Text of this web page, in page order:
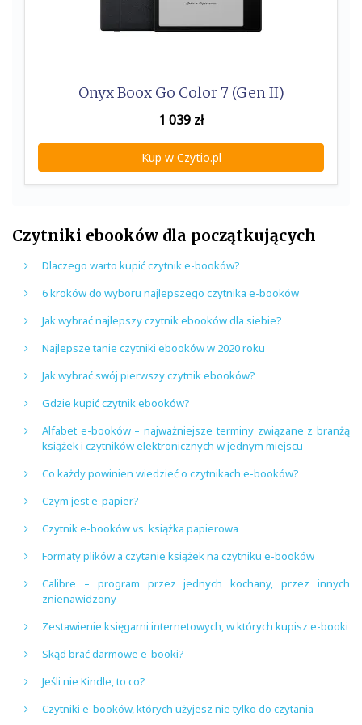
Onyx Boox Go Color 7 (Gen II)
1 039 zł
Kup w Czytio.pl
Czytniki ebooków dla początkujących
Dlaczego warto kupić czytnik e-booków?
6 kroków do wyboru najlepszego czytnika e-booków
Jak wybrać najlepszy czytnik ebooków dla siebie?
Najlepsze tanie czytniki ebooków w 2020 roku
Jak wybrać swój pierwszy czytnik ebooków?
Gdzie kupić czytnik ebooków?
Alfabet e-booków – najważniejsze terminy związane z branżą
książek i czytników elektronicznych w jednym miejscu
Co każdy powinien wiedzieć o czytnikach e-booków?
Czym jest e-papier?
Czytnik e-booków vs. książka papierowa
Formaty plików a czytanie książek na czytniku e-booków
Calibre – program przez jednych kochany, przez innych
znienawidzony
Zestawienie księgarni internetowych, w których kupisz e-booki
Skąd brać darmowe e-booki?
Jeśli nie Kindle, to co?
Czytniki e-booków, których użyjesz nie tylko do czytania